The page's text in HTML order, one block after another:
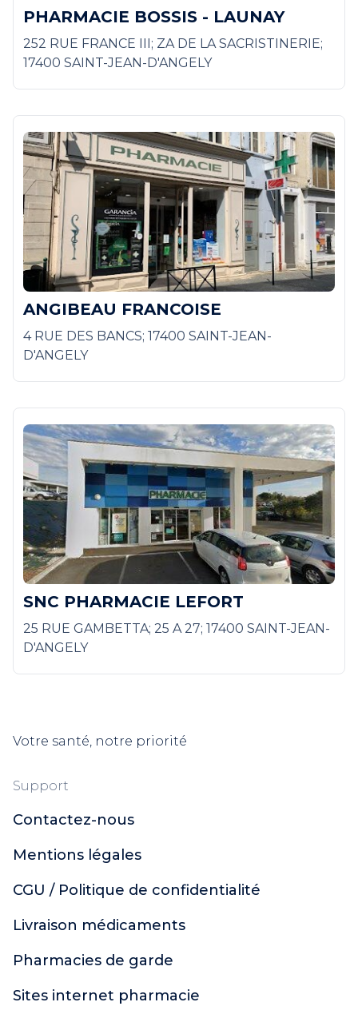
PHARMACIE BOSSIS - LAUNAY
252 RUE FRANCE III; ZA DE LA SACRISTINERIE;
17400 SAINT-JEAN-D'ANGELY
ANGIBEAU FRANCOISE
4 RUE DES BANCS; 17400 SAINT-JEAN-
D'ANGELY
SNC PHARMACIE LEFORT
25 RUE GAMBETTA; 25 A 27; 17400 SAINT-JEAN-
D'ANGELY
Votre santé, notre priorité
Support
Contactez-nous
Mentions légales
CGU / Politique de confidentialité
Livraison médicaments
Pharmacies de garde
Sites internet pharmacie